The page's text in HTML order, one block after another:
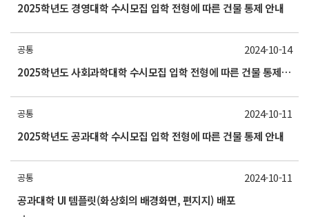
2025학년도 경영대학 수시모집 입학 전형에 따른 건물 통제 안내
공통
2025학년도 사회과학대학 수시모집 입학 전형에 따른 건물 통제 알림
2024-10-14
공통
2025학년도 공과대학 수시모집 입학 전형에 따른 건물 통제 안내
2024-10-11
공통
공과대학 UI 템플릿(화상회의 배경화면, 편지지) 배포
2024-10-11